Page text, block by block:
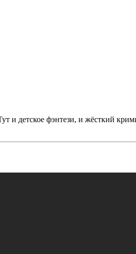
и детское фэнтези, и жёсткий